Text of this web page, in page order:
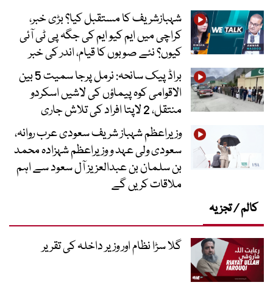
شہبازشریف کا مستقبل کیا؟ بڑی خبر،
کراچی میں ایم کیو ایم کی جگہ پی ٹی آئی
کیوں؟ نئے صوبوں کا قیام، اندر کی خبر
براڈ پیک سانحہ: نرمل پرجا سمیت 5 بین
الاقوامی کوہ پیماؤں کی لاشیں اسکردو
منتقل، 2 لاپتا افراد کی تلاش جاری
وزیراعظم شہباز شریف سعودی عرب روانہ،
سعودی ولی عہد و وزیراعظم شہزادہ محمد
بن سلمان بن عبدالعزیز آل سعود سے اہم
ملاقات کریں گے
کالم / تجزیہ
گلا سڑا نظام اور وزیر داخلہ کی تقریر